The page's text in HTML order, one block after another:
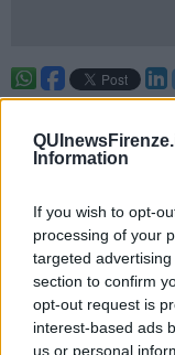
Information
If you wish to opt-
processing of your
targeted
section to confirm
opt-out request is
interest-based ads
us or personal
piazzale di Porta
provvedimenti di
di modifica finalizzati
una isola
immissioneda via
inoltre restringimenti
viale del Poggio